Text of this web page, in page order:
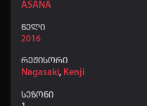
ASANA
წელი
2016
რეჟისორი
Nagasaki, Kenji
სეზონი